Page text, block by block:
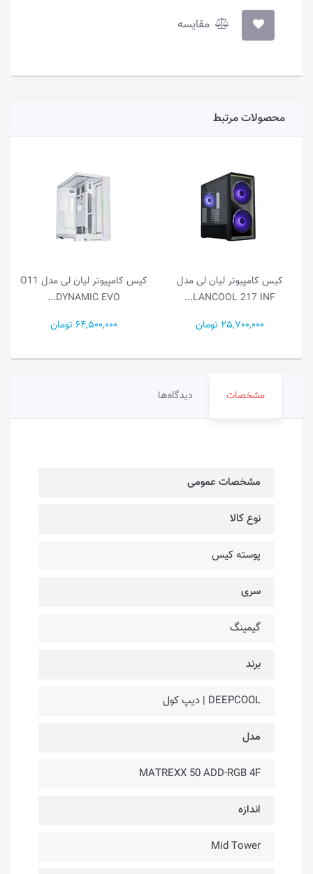
مقایسه
محصولات مرتبط
کیس کامپیوتر لیان لی مدل
LANCOOL 217 INF...
25,700,000 تومان
کیس کامپیوتر لیان لی مدل O11
DYNAMIC EVO...
64,500,000 تومان
مشخصات دیدگاه‌ها
مشخصات عمومی
نوع کالا
پوسته کیس
سری
گیمینگ
برند
DEEPCOOL | دیپ کول
مدل
MATREXX 50 ADD-RGB 4F
اندازه
Mid Tower